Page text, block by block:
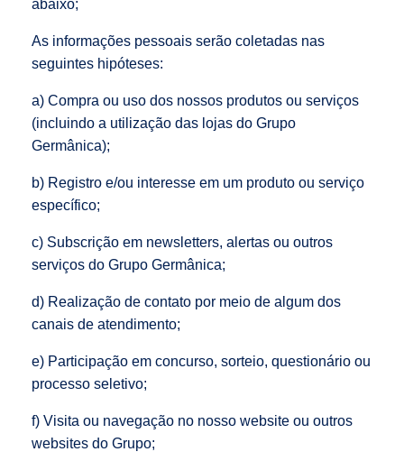
abaixo;
As informações pessoais serão coletadas nas
seguintes hipóteses:
a) Compra ou uso dos nossos produtos ou serviços
(incluindo a utilização das lojas do Grupo
Germânica);
b) Registro e/ou interesse em um produto ou serviço
específico;
c) Subscrição em newsletters, alertas ou outros
serviços do Grupo Germânica;
d) Realização de contato por meio de algum dos
canais de atendimento;
e) Participação em concurso, sorteio, questionário ou
processo seletivo;
f) Visita ou navegação no nosso website ou outros
websites do Grupo;